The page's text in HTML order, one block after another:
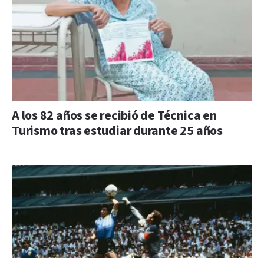
A los 82 años se recibió de Técnica en
Turismo tras estudiar durante 25 años